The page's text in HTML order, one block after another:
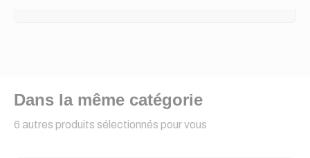
Dans la même catégorie
6 autres produits sélectionnés pour vous